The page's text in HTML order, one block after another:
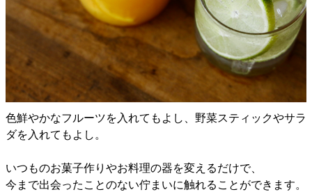
色鮮やかなフルーツを入れてもよし、野菜スティックやサラ
ダを入れてもよし。
いつものお菓子作りやお料理の器を変えるだけで、
今まで出会ったことのない佇まいに触れることができます。